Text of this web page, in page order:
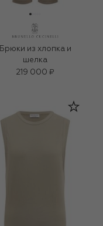
Брюки из хлопка и
шелка
219 000 ₽